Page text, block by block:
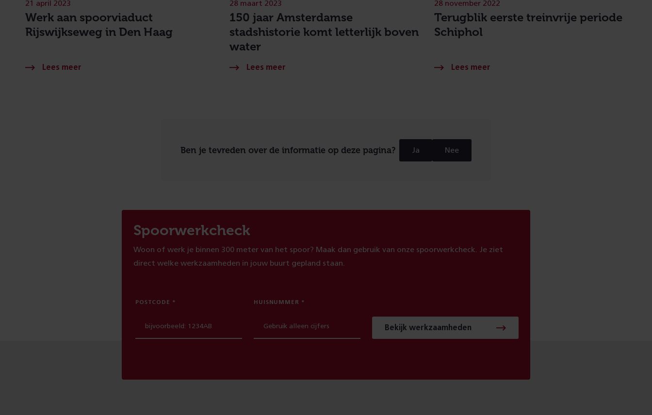
Werk aan spoorviaduct
Rijswijkseweg in Den Haag
21 april 2023
150 jaar Amsterdamse
stadshistorie komt letterlijk boven
water
28 maart 2023
Terugblik eerste treinvrije periode
Schiphol
28 november 2022
Ben je tevreden over de informatie op deze pagina? Ja Nee
Spoorwerkcheck
Woon of werk je binnen 300 meter van het spoor? Maak dan gebruik van onze spoorwerkcheck. Je ziet
direct welke werkzaamheden in jouw buurt gepland staan.
POSTCODE HUISNUMMER
Bekijk werkzaamheden